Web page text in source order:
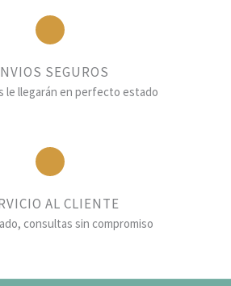
SEGUROS
le llegarán en perfecto estado
AL CLIENTE
consultas sin compromiso